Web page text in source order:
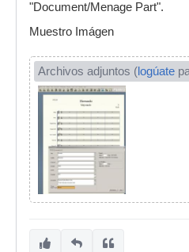
"Document/Menage Part".
Muestro Imágen
Archivos adjuntos (logúate